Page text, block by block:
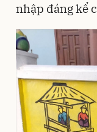
nhập đáng kể